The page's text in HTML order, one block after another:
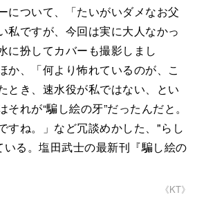
について、「たいがいダメなお父
私ですが、今回は実に大人なかっ
に扮してカバーも撮影しまし
か、「何より怖れているのが、こ
とき、速水役が私ではない、とい
れが“騙し絵の牙”だったんだと。
すね。」など冗談めかした、"らし
る。塩田武士の最新刊『騙し絵の
《KT》